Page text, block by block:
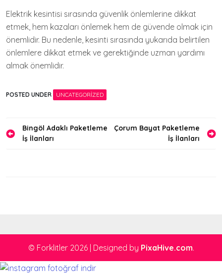
Elektrik kesintisi sırasında güvenlik önlemlerine dikkat
etmek, hem kazaları önlemek hem de güvende olmak için
önemlidir. Bu nedenle, kesinti sırasında yukarıda belirtilen
önlemlere dikkat etmek ve gerektiğinde uzman yardımı
almak önemlidir.
POSTED UNDER UNCATEGORIZED
Yazı
gezinmesi
Bingöl Adaklı Paketleme
İş İlanları
Çorum Bayat Paketleme
İş İlanları
© Forklitler 2026 Designed by PixaHive.com.